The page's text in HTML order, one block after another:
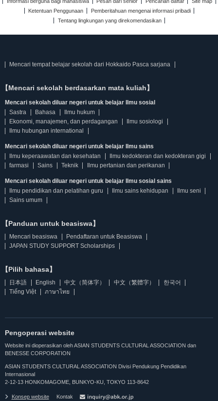
Ketentuan Penggunaan
Pemberitahuan mengenai informasi pribadi
Tentang lingkungan yang direkomendasikan
Mencari tempat belajar sekolah dari Hokkaido Pasca sarjana
【Mencari sekolah berdasarkan mata kuliah】
Mencari sekolah diluar negeri untuk belajar Ilmu sosial
Sastra
Bahasa
Ilmu hukum
Ekonomi, manajemen, dan perdagangan
Ilmu sosiologi
Ilmu hubungan international
Mencari sekolah diluar negeri untuk belajar Ilmu sains
Ilmu keperaawatan dan kesehatan
Ilmu kedokteran dan kedokteran gigi
farmasi
Sains Teknik Ilmu pertanian dan perikanan
Mencari sekolah diluar negeri untuk belajar Ilmu sosial sains
Ilmu pendidikan dan pelatihan guru
Ilmu sains kehidupan
Ilmu seni
Sains umum
【Panduan untuk beasiswa】
Mencari beasiswa
Pendaftaran untuk Beasiswa
JAPAN STUDY SUPPORT Scholarships
【Pilih bahasa】
日本語 English 中文（简体字） 中文（繁體字）
한국어
Tiếng Việt
ภาษาไทย
Pengoperasi website
Website ini dioperasikan oleh ASIAN STUDENTS CULTURAL ASSOCIATION dan
BENESSE CORPORATION
ASIAN STUDENTS CULTURAL ASSOCIATION Divisi Pendukung Pendidikan
Internasional
2-12-13 HONKOMAGOME, BUNKYO-KU, TOKYO 113-8642
Konsep website Kontak